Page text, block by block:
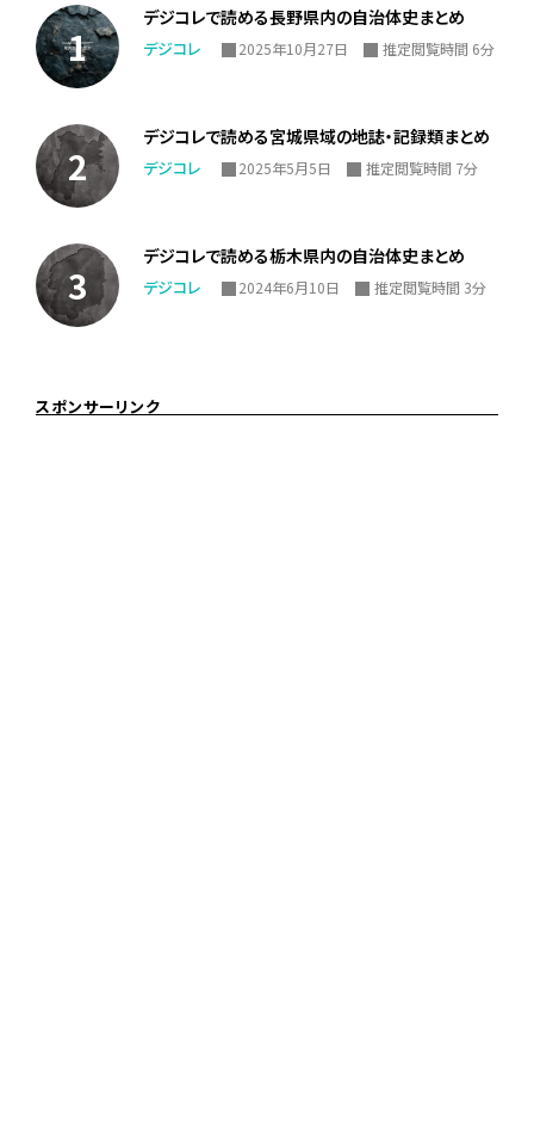
デジコレで読める長野県内の自治体史まとめ
デジコレ 2025年10月27日 推定閲覧時間 6分
デジコレで読める宮城県域の地誌・記録類まとめ
デジコレ 2025年5月5日 推定閲覧時間 7分
デジコレで読める栃木県内の自治体史まとめ
デジコレ 2024年6月10日 推定閲覧時間 3分
スポンサーリンク